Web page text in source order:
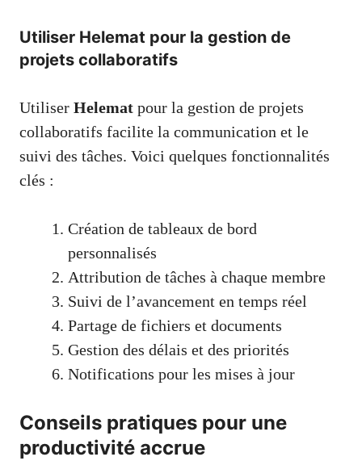
Utiliser Helemat pour la gestion de
projets collaboratifs
Utiliser Helemat pour la gestion de projets
collaboratifs facilite la communication et le
suivi des tâches. Voici quelques fonctionnalités
clés :
Création de tableaux de bord
personnalisés
Attribution de tâches à chaque membre
Suivi de l’avancement en temps réel
Partage de fichiers et documents
Gestion des délais et des priorités
Notifications pour les mises à jour
Conseils pratiques pour une
productivité accrue